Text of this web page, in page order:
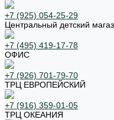
+7 (925) 054-25-29
Центральный детский
+7 (495) 419-17-78
ОФИС
+7 (926) 701-79-70
ТРЦ ЕВРОПЕЙСКИЙ
+7 (916) 359-01-05
ТРЦ ОКЕАНИЯ